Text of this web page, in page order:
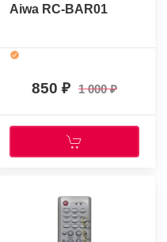
Aiwa RC-BAR01
850 1 000